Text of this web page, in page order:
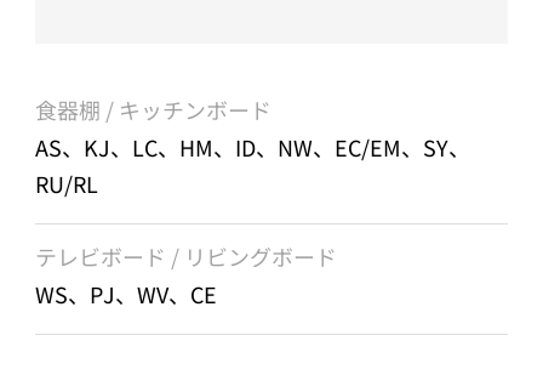
食器棚 / キッチンボード
AS、KJ、LC、HM、ID、NW、EC/EM、SY、
RU/RL
テレビボード / リビングボード
WS、PJ、WV、CE